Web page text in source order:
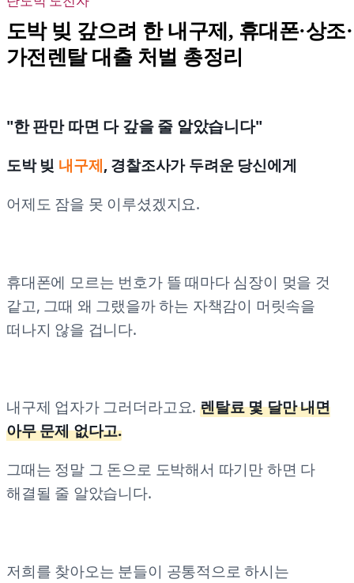
도박 빚 갚으려 한 내구제, 휴대폰·상조·
가전렌탈 대출 처벌 총정리
"한 판만 따면 다 갚을 줄 알았습니다"
도박 빚 내구제, 경찰조사가 두려운 당신에게
어제도 잠을 못 이루셨겠지요.
휴대폰에 모르는 번호가 뜰 때마다 심장이 멎을 것
같고, 그때 왜 그랬을까 하는 자책감이 머릿속을
떠나지 않을 겁니다.
내구제 업자가 그러더라고요. 렌탈료 몇 달만 내면
아무 문제 없다고.
그때는 정말 그 돈으로 도박해서 따기만 하면 다
해결될 줄 알았습니다.
저희를 찾아오는 분들이 공통적으로 하시는